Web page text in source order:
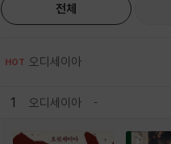
전체
HOT 오디세이아
1 오디세이아